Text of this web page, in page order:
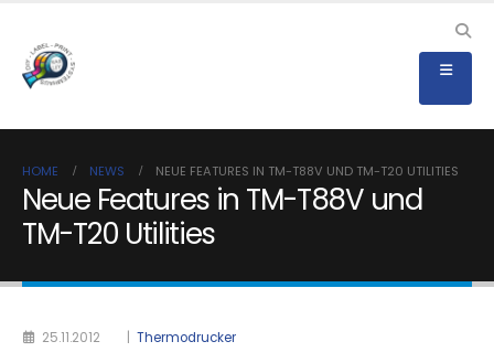
HOME NEWS NEUE FEATURES IN TM-T88V UND TM-T20 UTILITIES
Neue Features in TM-T88V und
TM-T20 Utilities
25.11.2012 Thermodrucker